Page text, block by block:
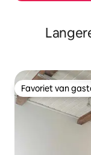
Favoriet van
Favoriet van